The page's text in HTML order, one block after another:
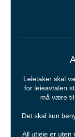
Leietaker skal
for leieavtalen
må være til
Det skal kun
All utleie er uten